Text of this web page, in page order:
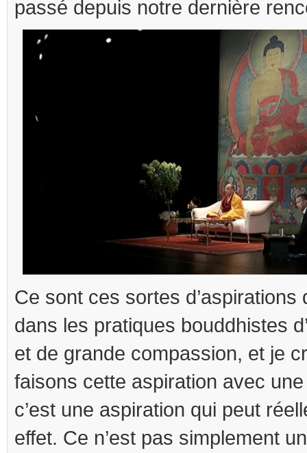
passé depuis notre dernière
Ce sont ces sortes d’aspirations
dans les pratiques bouddhistes
et de grande compassion, et je
faisons cette aspiration avec
c’est une aspiration qui peut
effet. Ce n’est pas simplement